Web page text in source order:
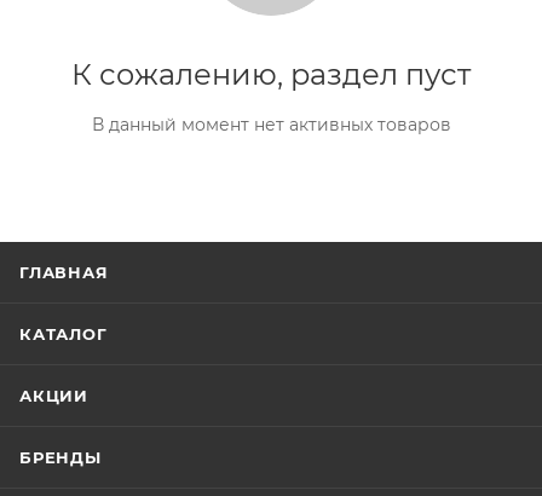
К сожалению, раздел пуст
В данный момент нет активных товаров
ГЛАВНАЯ
КАТАЛОГ
АКЦИИ
БРЕНДЫ